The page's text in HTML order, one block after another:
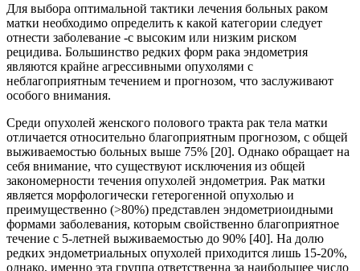
Для выбора оптимальной тактики лечения больных раком
матки необходимо определить к какой категории следует
отнести заболевание -с высоким или низким риском
рецидива. Большинство редких форм рака эндометрия
являются крайне агрессивными опухолями с
неблагоприятным течением и прогнозом, что заслуживают
особого внимания.
Среди опухолей женского полового тракта рак тела матки
отличается относительно благоприятным прогнозом, с общей
выживаемостью больных выше 75% [20]. Однако обращает на
себя внимание, что существуют исключения из общей
закономерности течения опухолей эндометрия. Рак матки
является морфологически гетерогенной опухолью и
преимущественно (>80%) представлен эндометриоидными
формами заболевания, которым свойственно благоприятное
течение с 5-летней выживаемостью до 90% [40]. На долю
редких эндометриальных опухолей приходится лишь 15-20%,
однако, именно эта группа ответственна за наибольшее число